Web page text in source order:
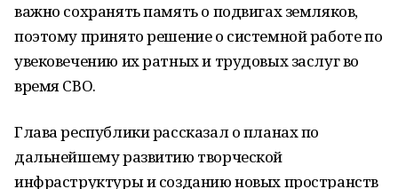
важно сохранять память о подвигах земляков,
поэтому принято решение о системной работе по
увековечению их ратных и трудовых заслуг во
время СВО.
Глава республики рассказал о планах по
дальнейшему развитию творческой
инфраструктуры и созданию новых пространств